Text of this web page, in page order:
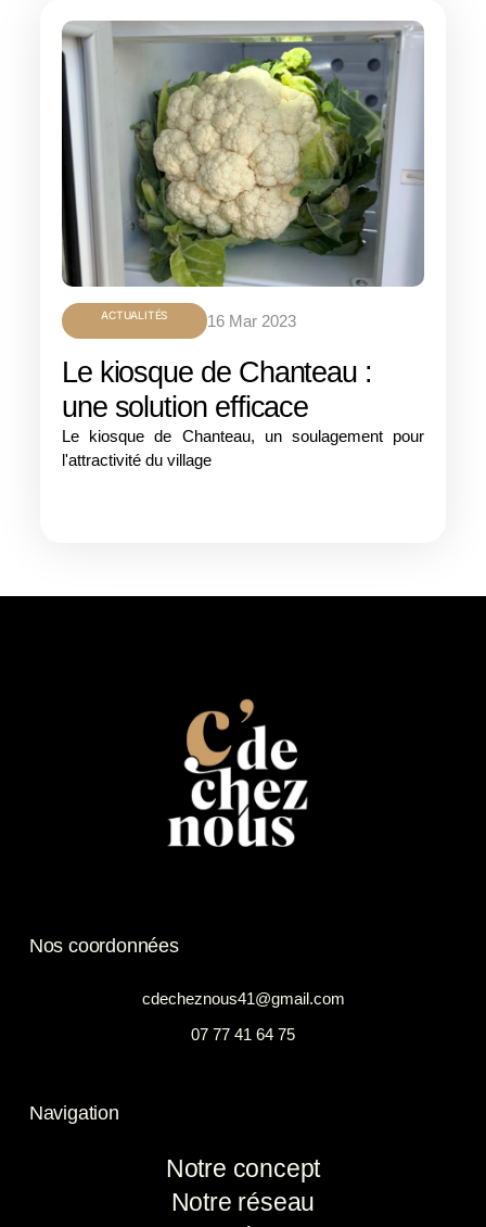
ACTUALITÉS 16 Mar 2023
Le kiosque de Chanteau :
une solution efficace
Le kiosque de Chanteau, un soulagement pour
l'attractivité du village
Nos coordonnées
cdecheznous41@gmail.com
07 77 41 64 75
Navigation
Notre concept
Notre réseau